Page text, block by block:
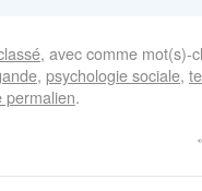
, avec comme mot(s)-
, psychologie sociale,
permalien.